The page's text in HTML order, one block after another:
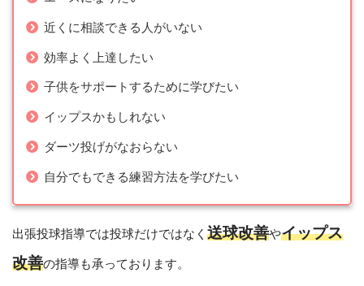
近くに相談できる人がいない
効率よく上達したい
子供をサポートするために学びたい
イップスかもしれない
ダーツ投げがなおらない
自分でもできる練習方法を学びたい
出張投球指導では投球だけではなく 送球改善やイップス
改善の指導も承っております。